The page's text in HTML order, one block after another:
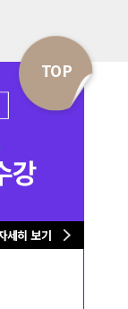
TOP
세히 보기